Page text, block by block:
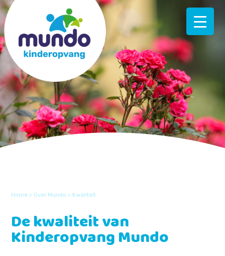
Home > Over Mundo > Kwaliteit
De kwaliteit van
Kinderopvang Mundo